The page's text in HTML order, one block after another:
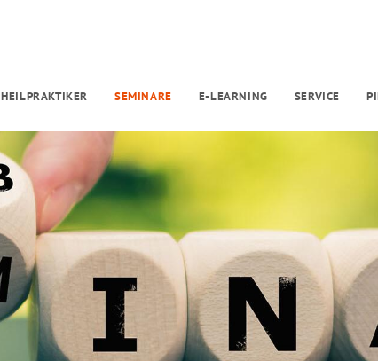
HEILPRAKTIKER SEMINARE E-LEARNING SERVICE